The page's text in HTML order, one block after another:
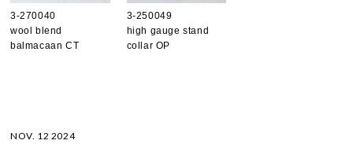
3-270040
wool blend
balmacaan CT
3-250049
high gauge stand
collar OP
NOV. 12 2024